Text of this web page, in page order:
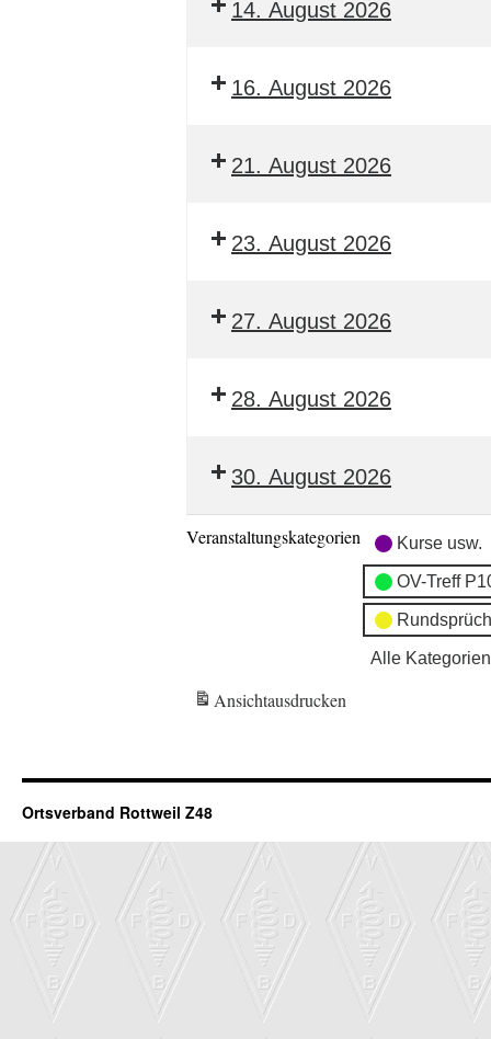
14. August 2026
16. August 2026
21. August 2026
23. August 2026
27. August 2026
28. August 2026
30. August 2026
Veranstaltungskategorien Kurse usw.
OV-Treff
Alle Kategorien
Ansichtausdrucken
Ortsverband Rottweil Z48